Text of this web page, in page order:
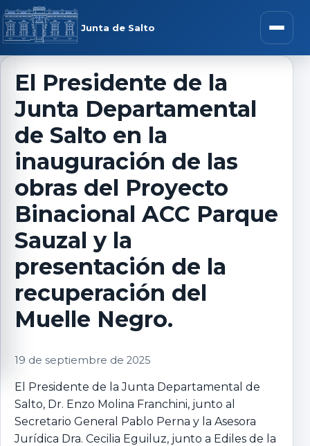
Saltar al contenido
Junta de Salto Abrir
menú
El Presidente de la
Junta Departamental
de Salto en la
inauguración de las
obras del Proyecto
Binacional ACC Parque
Sauzal y la
presentación de la
recuperación del
Muelle Negro.
19 de septiembre de 2025
El Presidente de la Junta Departamental de
Salto, Dr. Enzo Molina Franchini, junto al
Secretario General Pablo Perna y la Asesora
Jurídica Dra. Cecilia Eguiluz, junto a Ediles de la